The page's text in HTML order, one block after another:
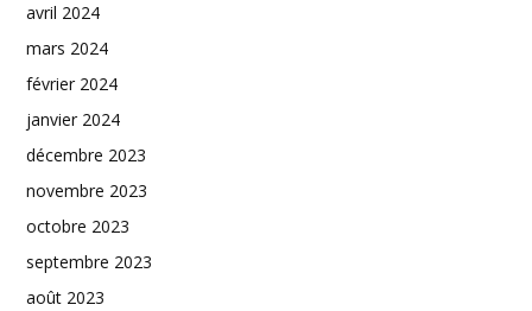
avril 2024
mars 2024
février 2024
janvier 2024
décembre 2023
novembre 2023
octobre 2023
septembre 2023
août 2023